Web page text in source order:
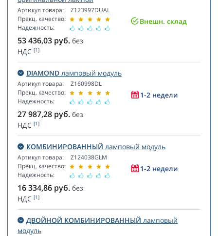
Артикул товара:
Прекц. качество:
Надежность:
Z123997DUAL
Внешн. склад
53 436,03 руб. без
НДС [1]
DIAMOND ламповый модуль
Артикул товара:
Прекц. качество:
Надежность:
Z160998DL
1-2 недели
27 987,28 руб. без
НДС [1]
КОМБИНИРОВАННЫЙ ламповый модуль
Артикул товара:
Прекц. качество:
Надежность:
Z124038GLM
1-2 недели
16 334,86 руб. без
НДС [1]
ДВОЙНОЙ КОМБИНИРОВАННЫЙ ламповый
модуль